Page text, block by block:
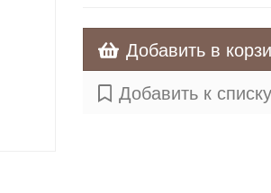
Добавить в
Добавить к